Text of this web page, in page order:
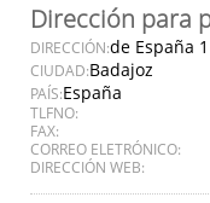
Dirección para
DIRECCIÓN:de España 1
CIUDAD:Badajoz
PAÍS:España
TLFNO:
FAX:
CORREO ELETRÓNICO:
DIRECCIÓN WEB: